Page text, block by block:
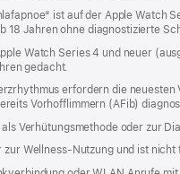
ist auf der Apple
18 Jahren ohne diagnostizierte
Watch Series 4 und neuer
gedacht.
erfordern die
Vorhofflimmern (AFib)
Verhütungsmethode oder zur
Wellness-Nutzung und ist